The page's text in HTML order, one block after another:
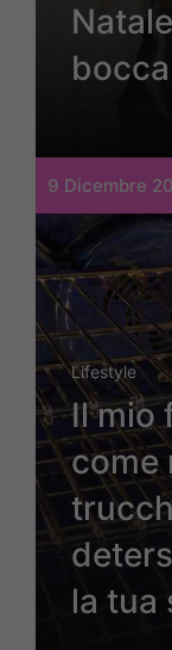
bocca
9 Dicembre
Lifestyle
Il mio
come
la tua